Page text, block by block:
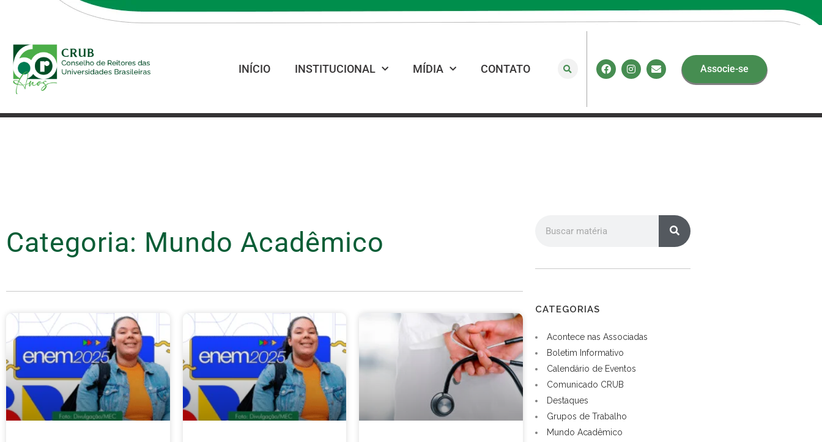
INÍCIO INSTITUCIONAL MÍDIA CONTATO Associe-se
Categoria: Mundo Acadêmico
CATEGORIAS
Acontece nas Associadas
Boletim Informativo
Calendário de Eventos
Comunicado CRUB
Destaques
Grupos de Trabalho
Mundo Acadêmico